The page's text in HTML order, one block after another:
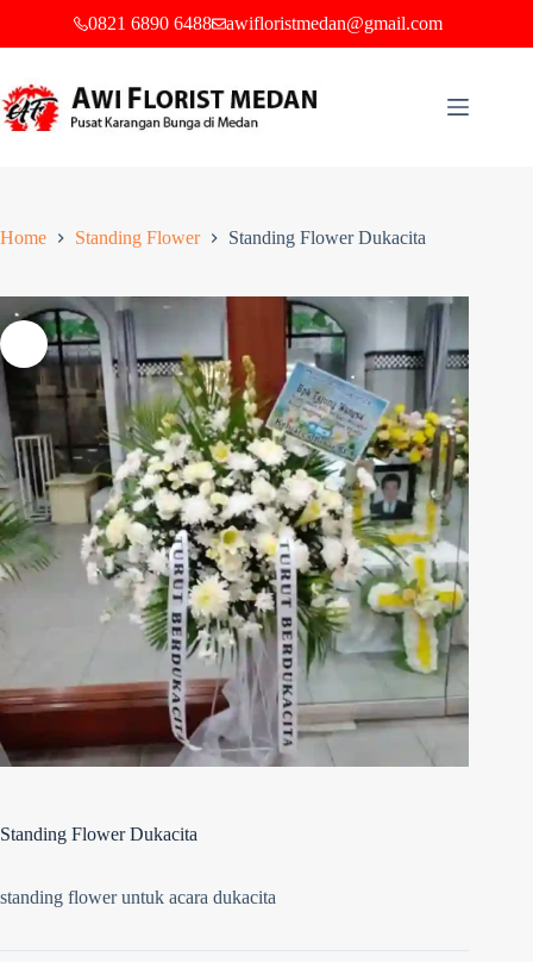
0821 6890 6488 awifloristmedan@gmail.com
Home Standing Flower Standing Flower Dukacita
Standing Flower Dukacita
standing flower untuk acara dukacita